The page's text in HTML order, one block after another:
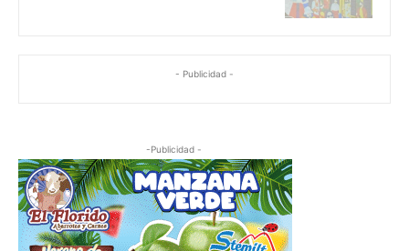
- Publicidad -
-Publicidad -